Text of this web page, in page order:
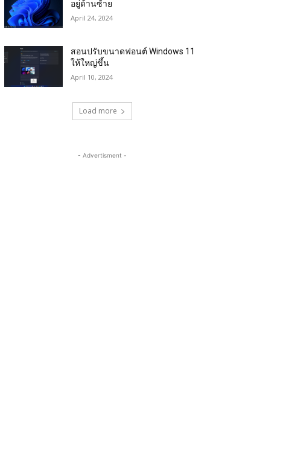
อยู่ด้านซ้าย
April 24, 2024
สอนปรับขนาดฟอนต์ Windows 11
ให้ใหญ่ขึ้น
April 10, 2024
Load more
- Advertisment -